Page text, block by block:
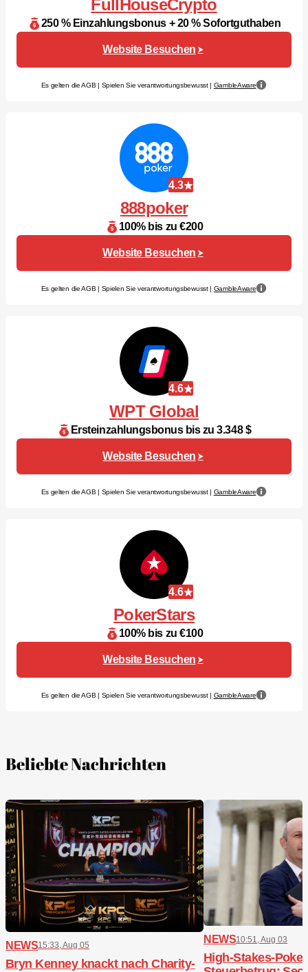
FullHouseCrypto
250 % Einzahlungsbonus + 20 % Sofortguthaben
Website Besuchen
Es gelten die AGB | Spielen Sie verantwortungsbewusst | GambleAware
4.3
888poker
100% bis zu €200
Website Besuchen
Es gelten die AGB | Spielen Sie verantwortungsbewusst | GambleAware
4.6
WPT Global
Ersteinzahlungsbonus bis zu 3.348 $
Website Besuchen
Es gelten die AGB | Spielen Sie verantwortungsbewusst | GambleAware
4.6
PokerStars
100% bis zu €100
Website Besuchen
Es gelten die AGB | Spielen Sie verantwortungsbewusst | GambleAware
Beliebte Nachrichten
NEWS15:33, Aug 05
Bryn Kenney knackt nach Charity-
NEWS10:51, Aug 03
High-Stakes-